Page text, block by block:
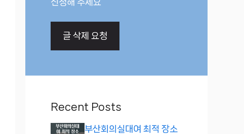
신청해 주세요
글 삭제 요청
Recent Posts
부산회의실대여 최적 장소